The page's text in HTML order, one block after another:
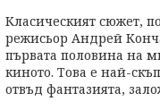
Класическият сюжет,
режисьор Андрей
първата половина на
киното. Това е най-
отвъд фантазията,